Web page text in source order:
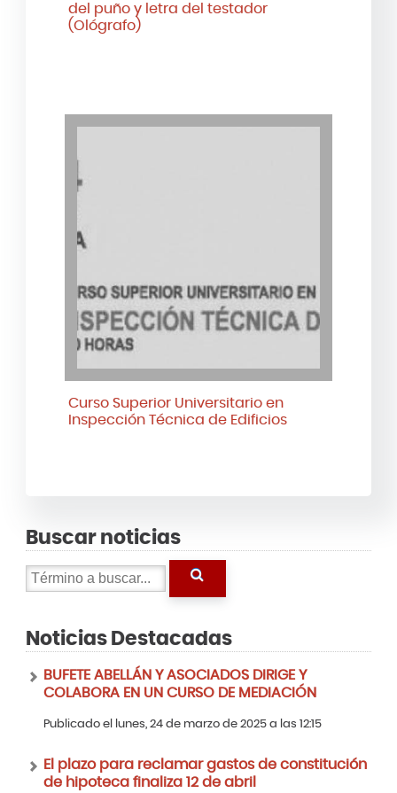
del puño y letra del testador
(Ológrafo)
Curso Superior Universitario en
Inspección Técnica de Edificios
Buscar noticias
Noticias Destacadas
BUFETE ABELLÁN Y ASOCIADOS DIRIGE Y
COLABORA EN UN CURSO DE MEDIACIÓN
Publicado el lunes, 24 de marzo de 2025 a las 12:15
El plazo para reclamar gastos de constitución
de hipoteca finaliza 12 de abril